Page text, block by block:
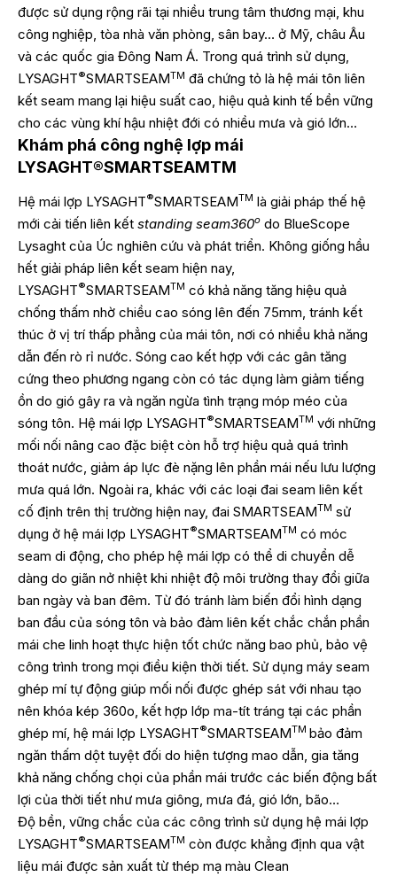
được sử dụng rộng rãi tại nhiều trung tâm thương mại, khu
công nghiệp, tòa nhà văn phòng, sân bay… ở Mỹ, châu Âu
và các quốc gia Đông Nam Á. Trong quá trình sử dụng,
LYSAGHT®SMARTSEAMTM đã chứng tỏ là hệ mái tôn liên
kết seam mang lại hiệu suất cao, hiệu quả kinh tế bền vững
cho các vùng khí hậu nhiệt đới có nhiều mưa và gió lớn…
Khám phá công nghệ lợp mái
LYSAGHT®SMARTSEAMTM
Hệ mái lợp LYSAGHT®SMARTSEAMTM là giải pháp thế hệ
mới cải tiến liên kết standing seam360o do BlueScope
Lysaght của Úc nghiên cứu và phát triển. Không giống hầu
hết giải pháp liên kết seam hiện nay,
LYSAGHT®SMARTSEAMTM có khả năng tăng hiệu quả
chống thấm nhờ chiều cao sóng lên đến 75mm, tránh kết
thúc ở vị trí thấp phẳng của mái tôn, nơi có nhiều khả năng
dẫn đến rò rỉ nước. Sóng cao kết hợp với các gân tăng
cứng theo phương ngang còn có tác dụng làm giảm tiếng
ồn do gió gây ra và ngăn ngừa tình trạng móp méo của
sóng tôn. Hệ mái lợp LYSAGHT®SMARTSEAMTM với những
mối nối nâng cao đặc biệt còn hỗ trợ hiệu quả quá trình
thoát nước, giảm áp lực đè nặng lên phần mái nếu lưu lượng
mưa quá lớn. Ngoài ra, khác với các loại đai seam liên kết
cố định trên thị trường hiện nay, đai SMARTSEAMTM sử
dụng ở hệ mái lợp LYSAGHT®SMARTSEAMTM có móc
seam di động, cho phép hệ mái lợp có thể di chuyển dễ
dàng do giãn nở nhiệt khi nhiệt độ môi trường thay đổi giữa
ban ngày và ban đêm. Từ đó tránh làm biến đổi hình dạng
ban đầu của sóng tôn và bảo đảm liên kết chắc chắn phần
mái che linh hoạt thực hiện tốt chức năng bao phủ, bảo vệ
công trình trong mọi điều kiện thời tiết. Sử dụng máy seam
ghép mí tự động giúp mối nối được ghép sát với nhau tạo
nên khóa kép 360o, kết hợp lớp ma-tít tráng tại các phần
ghép mí, hệ mái lợp LYSAGHT®SMARTSEAMTM bảo đảm
ngăn thấm dột tuyệt đối do hiện tượng mao dẫn, gia tăng
khả năng chống chọi của phần mái trước các biến động bất
lợi của thời tiết như mưa giông, mưa đá, gió lớn, bão…
Độ bền, vững chắc của các công trình sử dụng hệ mái lợp
LYSAGHT®SMARTSEAMTM còn được khẳng định qua vật
liệu mái được sản xuất từ thép mạ màu Clean